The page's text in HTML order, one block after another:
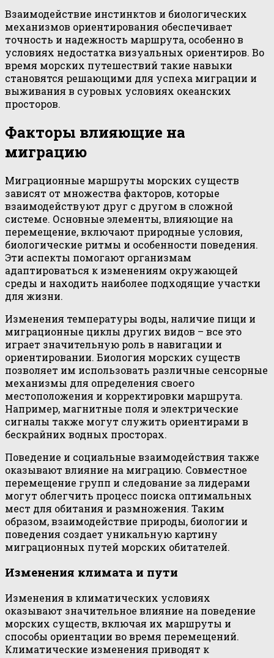
Взаимодействие инстинктов и биологических
механизмов ориентирования обеспечивает
точность и надежность маршрута, особенно в
условиях недостатка визуальных ориентиров. Во
время морских путешествий такие навыки
становятся решающими для успеха миграции и
выживания в суровых условиях океанских
просторов.
Факторы влияющие на
миграцию
Миграционные маршруты морских существ
зависят от множества факторов, которые
взаимодействуют друг с другом в сложной
системе. Основные элементы, влияющие на
перемещение, включают природные условия,
биологические ритмы и особенности поведения.
Эти аспекты помогают организмам
адаптироваться к изменениям окружающей
среды и находить наиболее подходящие участки
для жизни.
Изменения температуры воды, наличие пищи и
миграционные циклы других видов – все это
играет значительную роль в навигации и
ориентировании. Биология морских существ
позволяет им использовать различные сенсорные
механизмы для определения своего
местоположения и корректировки маршрута.
Например, магнитные поля и электрические
сигналы также могут служить ориентирами в
бескрайних водных просторах.
Поведение и социальные взаимодействия также
оказывают влияние на миграцию. Совместное
перемещение групп и следование за лидерами
могут облегчить процесс поиска оптимальных
мест для обитания и размножения. Таким
образом, взаимодействие природы, биологии и
поведения создает уникальную картину
миграционных путей морских обитателей.
Изменения климата и пути
Изменения в климатических условиях
оказывают значительное влияние на поведение
морских существ, включая их маршруты и
способы ориентации во время перемещений.
Климатические изменения приводят к